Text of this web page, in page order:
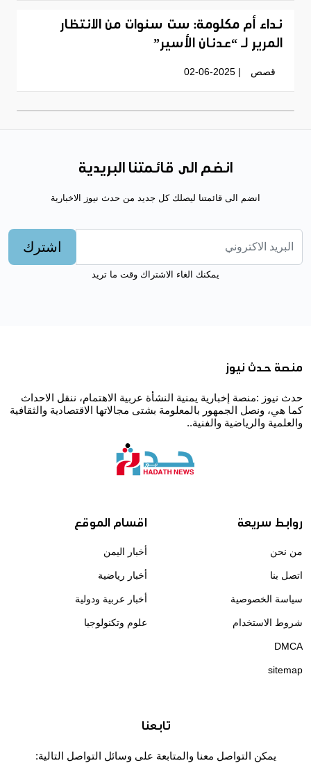
نداء أم مكلومة: ست سنوات من الانتظار
المرير لـ “عدنان الأسير”
قصص | 02-06-2025
انضم الى قائمتنا البريدية
انضم الى قائمتنا ليصلك كل جديد من حدث نيوز الاخبارية
اشترك
يمكنك الغاء الاشتراك وقت ما تريد
منصة حدث نيوز
حدث نيوز :منصة إخبارية يمنية النشأة عربية الاهتمام، ننقل الاحداث
كما هي، ونصل الجمهور بالمعلومة بشتى مجالاتها الاقتصادية والثقافية
والعلمية والرياضية والفنية..
روابط سريعة
من نحن
اتصل بنا
سياسة الخصوصية
شروط الاستخدام
DMCA
sitemap
اقسام الموقع
أخبار اليمن
أخبار رياضية
أخبار عربية ودولية
علوم وتكنولوجيا
تابعنا
يمكن التواصل معنا والمتابعة على وسائل التواصل التالية: